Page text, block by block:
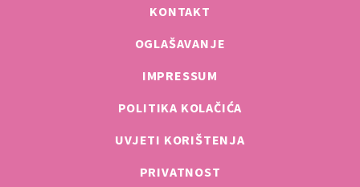
KONTAKT
OGLAŠAVANJE
IMPRESSUM
POLITIKA KOLAČIĆA
UVJETI KORIŠTENJA
PRIVATNOST